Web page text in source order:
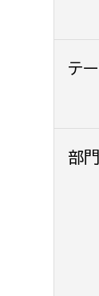
国県事
テ
部